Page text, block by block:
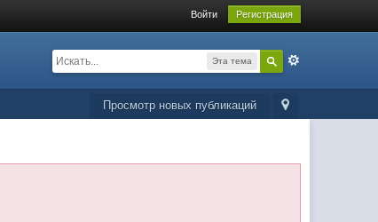
Войти Регистрация
Эта тема
Просмотр новых публикаций